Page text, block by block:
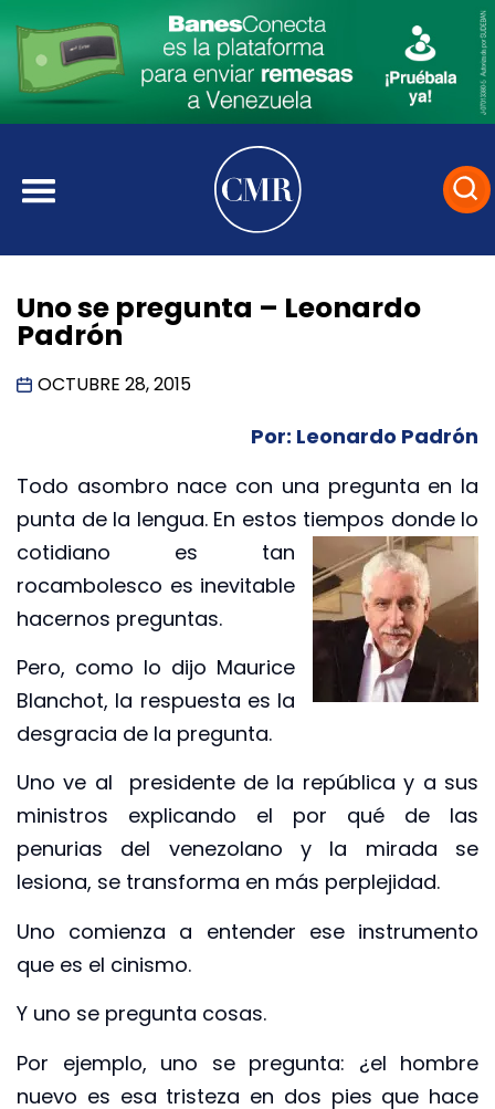
Uno se pregunta – Leonardo
Padrón
OCTUBRE 28, 2015
Por: Leonardo Padrón
Todo asombro nace con una pregunta en la
punta de la lengua. En estos tiempos donde lo
cotidiano es tan
rocambolesco es inevitable
hacernos preguntas.
Pero, como lo dijo Maurice
Blanchot, la respuesta es la
desgracia de la pregunta.
Uno ve al presidente de la república y a sus
ministros explicando el por qué de las
penurias del venezolano y la mirada se
lesiona, se transforma en más perplejidad.
Uno comienza a entender ese instrumento
que es el cinismo.
Y uno se pregunta cosas.
Por ejemplo, uno se pregunta: ¿el hombre
nuevo es esa tristeza en dos pies que hace